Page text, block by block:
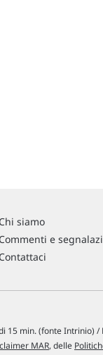
Chi siamo
Commenti e
Contattaci
15 min. (fonte Intrinio) /
MAR, delle